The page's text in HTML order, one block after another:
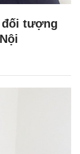
tượng